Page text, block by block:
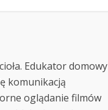
Edukator domowy
komunikacją
oglądanie filmów